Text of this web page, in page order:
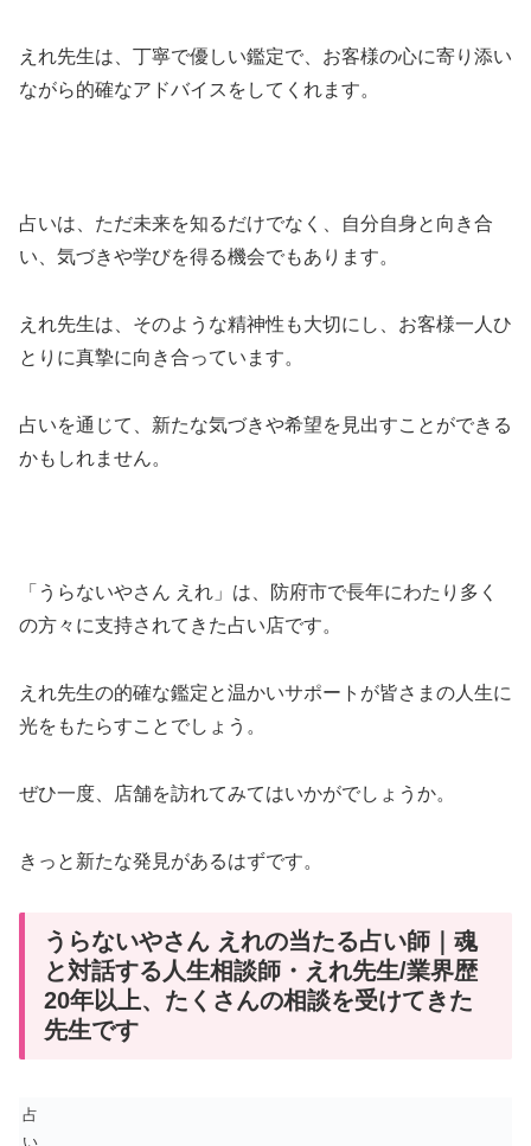
えれ先生は、丁寧で優しい鑑定で、お客様の心に寄り添い
ながら的確なアドバイスをしてくれます。
占いは、ただ未来を知るだけでなく、自分自身と向き合
い、気づきや学びを得る機会でもあります。
えれ先生は、そのような精神性も大切にし、お客様一人ひ
とりに真摯に向き合っています。
占いを通じて、新たな気づきや希望を見出すことができる
かもしれません。
「うらないやさん えれ」は、防府市で長年にわたり多く
の方々に支持されてきた占い店です。
えれ先生の的確な鑑定と温かいサポートが皆さまの人生に
光をもたらすことでしょう。
ぜひ一度、店舗を訪れてみてはいかがでしょうか。
きっと新たな発見があるはずです。
うらないやさん えれの当たる占い師｜魂
と対話する人生相談師・えれ先生/業界歴
20年以上、たくさんの相談を受けてきた
先生です
占
い